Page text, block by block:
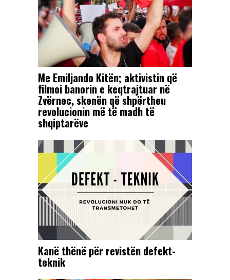
Me Emiljando Kitën; aktivistin që
filmoi banorin e keqtrajtuar në
Zvërnec, skenën që shpërtheu
revolucionin më të madh të
shqiptarëve
Kanë thënë për revistën defekt-
teknik